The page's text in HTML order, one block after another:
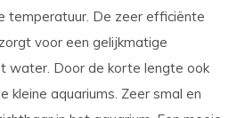
temperatuur. De zeer efficiënte
voor een gelijkmatige
water. Door de korte lengte ook
kleine aquariums. Zeer smal en